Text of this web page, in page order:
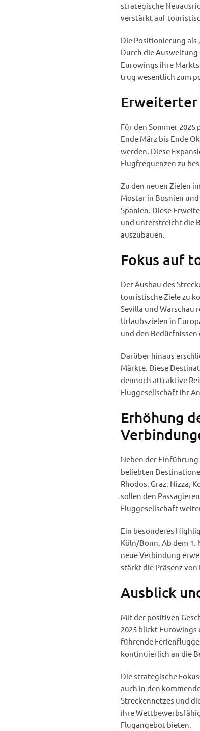
strategische
verstärkt auf
Die Positionierung als
Durch die
Eurowings ihre
trug wesentlich zum
Erweiterter
Für den Sommer
Ende März bis Ende
werden. Diese
Flugfrequenzen zu
Zu den neuen Zielen
Mostar in Bosnien
Spanien. Diese
und unterstreicht die
auszubauen.
Fokus auf
Der Ausbau des
touristische Ziele zu
Sevilla und Warschau
Urlaubszielen in
und den Bedürfnissen
Darüber hinaus
Märkte. Diese
dennoch attraktive
Fluggesellschaft ihr
Erhöhung
Neben der
beliebten
Rhodos, Graz, Nizza,
sollen den
Fluggesellschaft
Ein besonderes
Köln/Bonn. Ab dem
neue Verbindung
stärkt die Präsenz
Ausblick
Mit der positiven
2025 blickt
führende
kontinuierlich an die
Die strategische
auch in den
Streckennetzes und
ihre
Flugangebot bieten.